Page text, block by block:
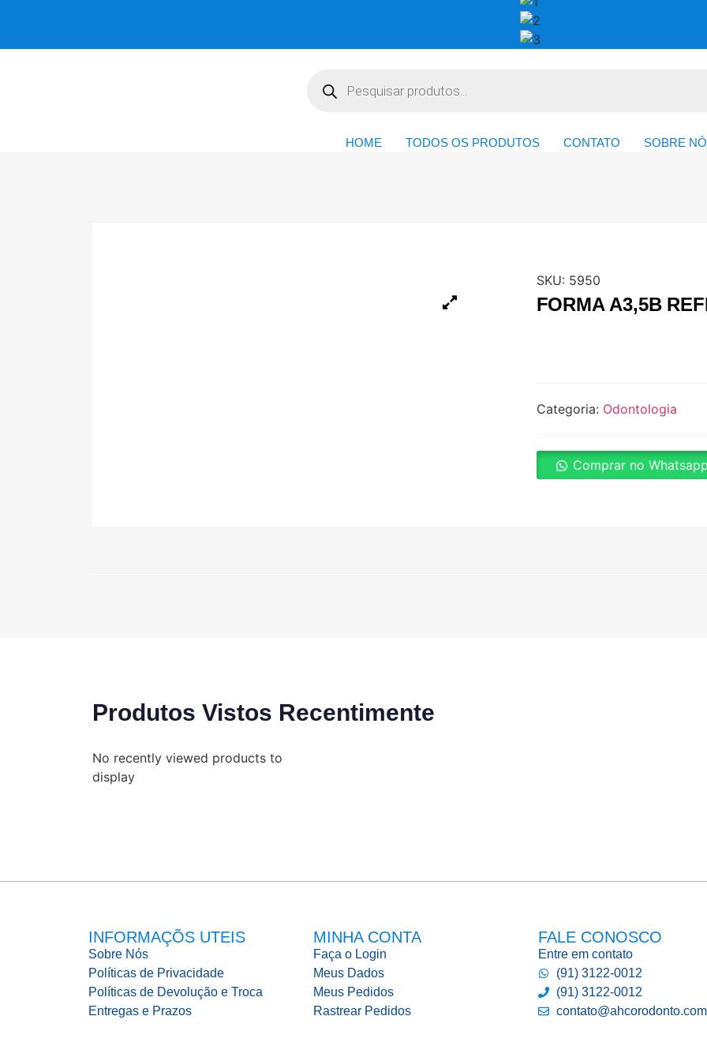
HOME TODOS OS PRODUTOS CONTATO SOBRE
SKU: 5950
FORMA A3,5B
Categoria: Odontologia
Comprar no
Produtos Vistos Recentimente
No recently viewed products to
display
INFORMAÇÕS UTEIS
Sobre Nós
Políticas de Privacidade
Políticas de Devolução e Troca
Entregas e Prazos
MINHA CONTA
Faça o Login
Meus Dados
Meus Pedidos
Rastrear Pedidos
FALE CONOSCO
Entre em contato
(91) 3122-0012
(91) 3122-0012